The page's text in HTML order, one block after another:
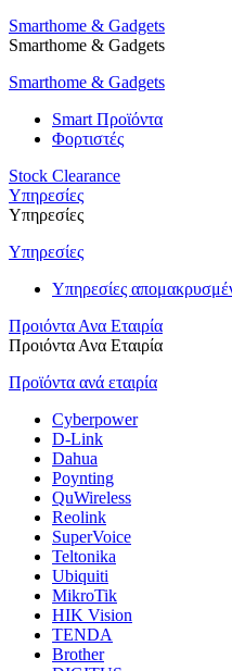
Smarthome & Gadgets
Smarthome & Gadgets
Smarthome & Gadgets
Smart Προϊόντα
Φορτιστές
Stock Clearance
Υπηρεσίες
Υπηρεσίες
Υπηρεσίες
Υπηρεσίες
Προιόντα Ανα Εταιρία
Προιόντα Ανα Εταιρία
Προϊόντα ανά εταιρία
Cyberpower
D-Link
Dahua
Poynting
QuWireless
Reolink
SuperVoice
Teltonika
Ubiquiti
MikroTik
HIK Vision
TENDA
Brother